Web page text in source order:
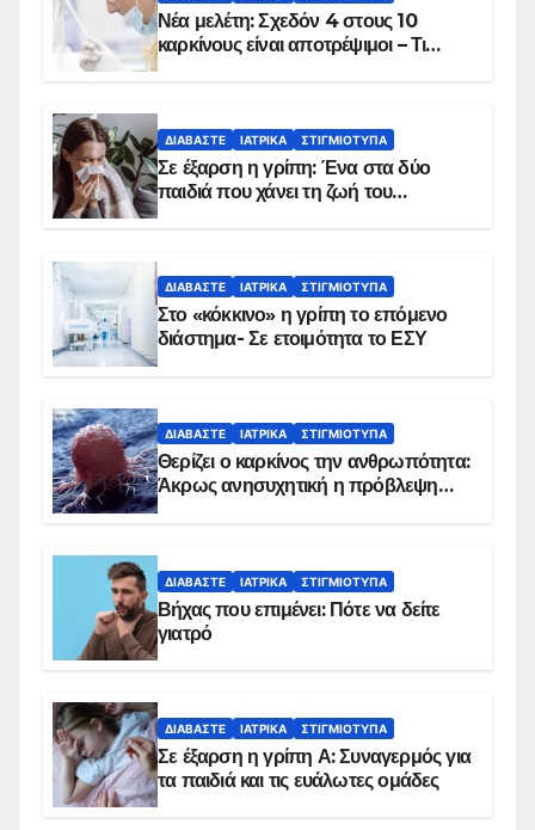
Νέα μελέτη: Σχεδόν 4 στους 10
καρκίνους είναι αποτρέψιμοι – Τι
ΔΙΑΒΆΣΤΕ ΙΑΤΡΙΚΆ ΣΤΙΓΜΙΌΤΥΠΑ
Σε έξαρση η γρίπη: Ένα στα δύο
παιδιά που χάνει τη ζωή του
ΔΙΑΒΆΣΤΕ ΙΑΤΡΙΚΆ ΣΤΙΓΜΙΌΤΥΠΑ
Στο «κόκκινο» η γρίπη το επόμενο
διάστημα- Σε ετοιμότητα το ΕΣΥ
ΔΙΑΒΆΣΤΕ ΙΑΤΡΙΚΆ ΣΤΙΓΜΙΌΤΥΠΑ
Θερίζει ο καρκίνος την ανθρωπότητα:
Άκρως ανησυχητική η πρόβλεψη…
ΔΙΑΒΆΣΤΕ ΙΑΤΡΙΚΆ ΣΤΙΓΜΙΌΤΥΠΑ
Βήχας που επιμένει: Πότε να δείτε
γιατρό
ΔΙΑΒΆΣΤΕ ΙΑΤΡΙΚΆ ΣΤΙΓΜΙΌΤΥΠΑ
Σε έξαρση η γρίπη Α: Συναγερμός για
τα παιδιά και τις ευάλωτες ομάδες